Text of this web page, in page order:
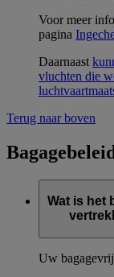
Voor meer
pagina
Daarnaast
vluchten die
Terug naar boven
Wat is het
Uw